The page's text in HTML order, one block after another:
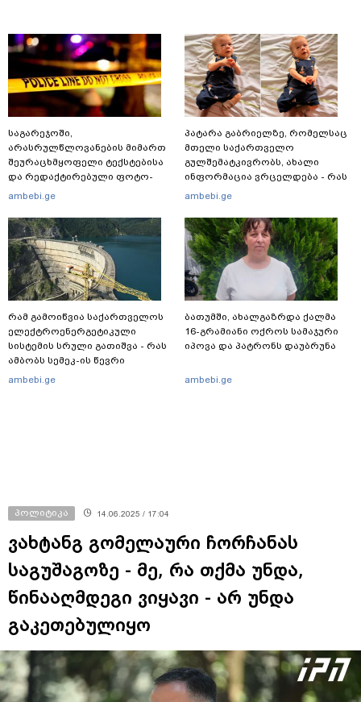
საგარეჯოში,
არასრულწლოვანების მიმართ
შეურაცხმყოფელი ტექსტებისა
და რედაქტირებული ფოტო-
ვიდეომასალის გავრცელების
ავრცელებს
ambebi.ge
რამ გამოიწვია საქართველოს
ელექტროენერგეტიკული
სისტემის სრული გათიშვა - რას
ამბობს სემეკ-ის წევრი
ambebi.ge
პატარა გაბრიელზე, რომელსაც
მთელი საქართველო
გულშემატკივრობს, ახალი
ინფორმაცია ვრცელდება - რას
წერს ბიჭუნას დედა?
ambebi.ge
ბათუმში, ახალგაზრდა ქალმა
16-გრამიანი ოქროს სამაჯური
იპოვა და პატრონს დაუბრუნა
ambebi.ge
პოლიტიკა 14.06.2025 / 17:04
ვახტანგ გომელაური ჩორჩანას
საგუშაგოზე - მე, რა თქმა უნდა,
წინააღმდეგი ვიყავი - არ უნდა
გაკეთებულიყო